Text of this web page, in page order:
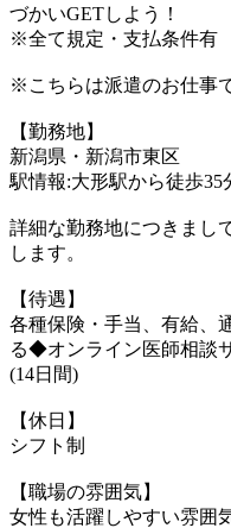
づかいGETしよう！
※全て規定・支払条件有
※こちらは派遣のお仕事
【勤務地】
新潟県・新潟市東区
駅情報:大形駅から徒歩35
詳細な勤務地につきまし
します。
【待遇】
各種保険・手当、有給
る◆オンライン医師相談
(14日間)
【休日】
シフト制
【職場の雰囲気】
女性も活躍しやすい雰囲